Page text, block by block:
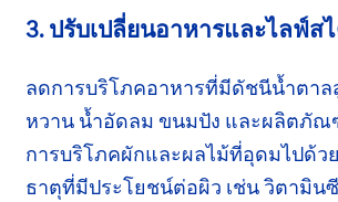
3. ปรับเปลี่ยนอาหารและไลฟ์ส
ลดการบริโภคอาหารที่มีดัชนีน้ำตาล
หวาน น้ำอัดลม ขนมปัง และผลิตภัณ
การบริโภคผักและผลไม้ที่อุดมไปด้ว
ธาตุที่มีประโยชน์ต่อผิว เช่น วิตามิน